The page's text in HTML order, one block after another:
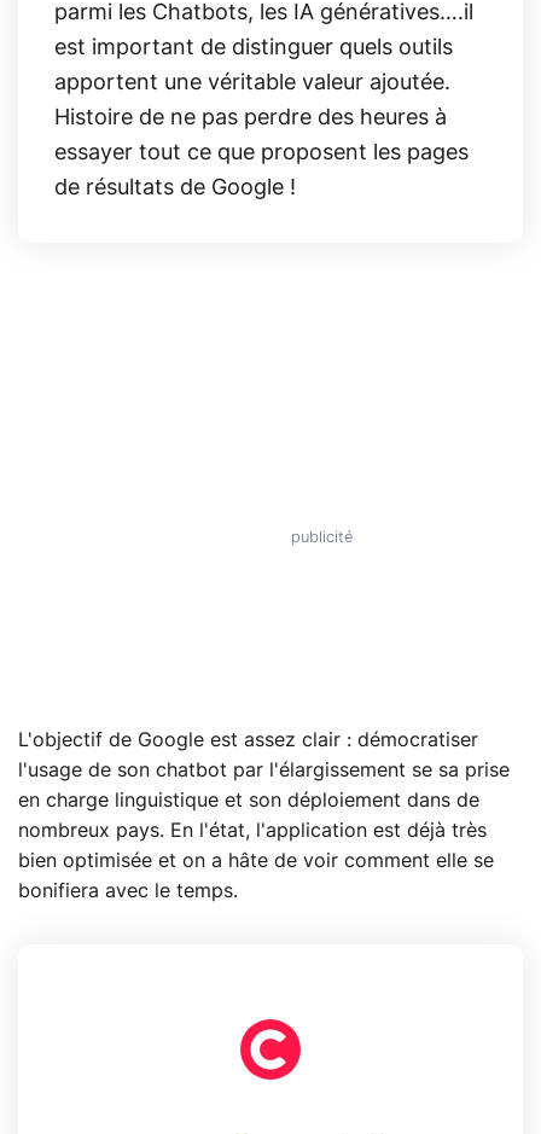
parmi les Chatbots, les IA génératives….il
est important de distinguer quels outils
apportent une véritable valeur ajoutée.
Histoire de ne pas perdre des heures à
essayer tout ce que proposent les pages
de résultats de Google !
L'objectif de Google est assez clair : démocratiser
l'usage de son chatbot par l'élargissement se sa prise
en charge linguistique et son déploiement dans de
nombreux pays. En l'état, l'application est déjà très
bien optimisée et on a hâte de voir comment elle se
bonifiera avec le temps.